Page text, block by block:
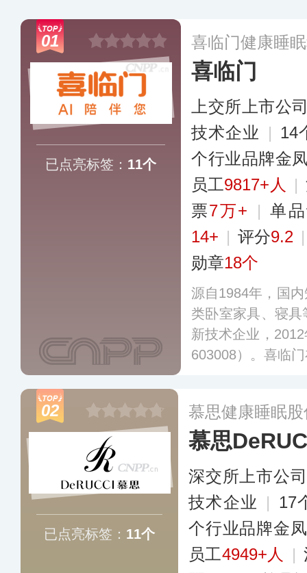
01
已点亮标签： 11个
喜临门健康睡
喜临门
上交所上市公
技术企业 | 14
个行业品牌金
员工9817+人 |
票7万+ | 单
14+ | 评分9.2
勋章18个
源自1984年，国
类卧室家具、寝
新技术企业，
603008）。喜临
场份额，目前旗
更多
02
已点亮标签： 11个
慕思健康睡眠
慕思
深交所上市公司
技术企业 | 17
个行业品牌金
员工4949+人 |